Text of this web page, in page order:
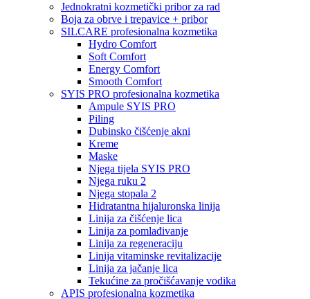
Jednokratni kozmetički pribor za rad
Boja za obrve i trepavice + pribor
SILCARE profesionalna kozmetika
Hydro Comfort
Soft Comfort
Energy Comfort
Smooth Comfort
SYIS PRO profesionalna kozmetika
Ampule SYIS PRO
Piling
Dubinsko čišćenje akni
Kreme
Maske
Njega tijela SYIS PRO
Njega ruku 2
Njega stopala 2
Hidratantna hijaluronska linija
Linija za čišćenje lica
Linija za pomlađivanje
Linija za regeneraciju
Linija vitaminske revitalizacije
Linija za jačanje lica
Tekućine za pročišćavanje vodika
APIS profesionalna kozmetika